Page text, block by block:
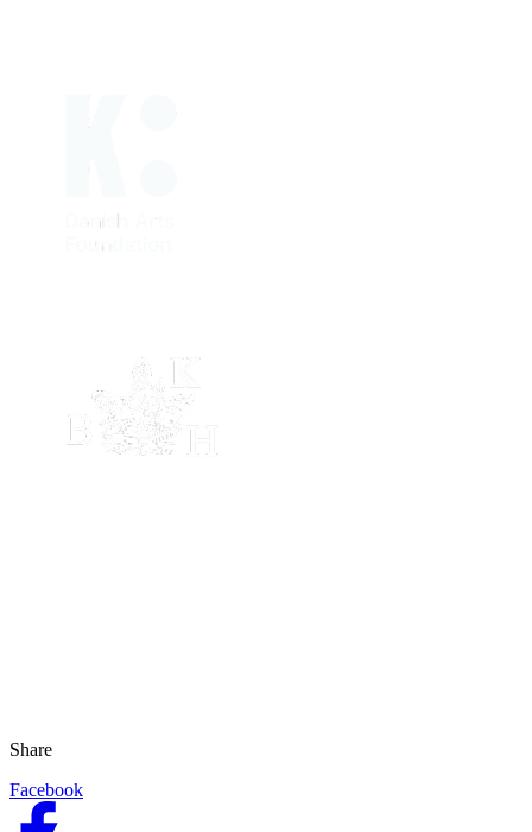
Share
Facebook